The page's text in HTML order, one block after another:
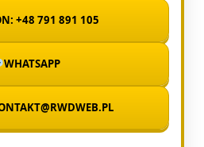
+48 791 891 105
WHATSAPP